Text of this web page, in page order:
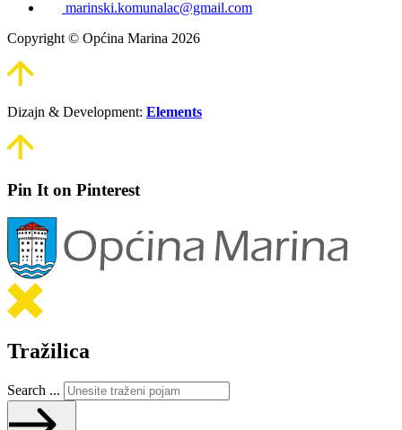
marinski.komunalac@gmail.com
Copyright © Općina Marina 2026
Dizajn & Development: Elements
Pin It on Pinterest
Tražilica
Search ...